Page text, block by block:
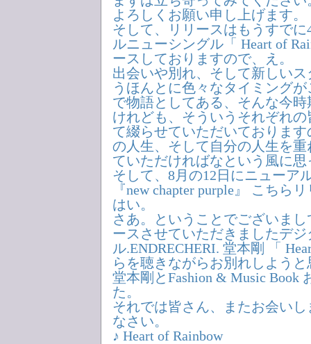
よろしくお願い申し上げます。
そして、リリースはもうすでに
ルニューシングル「 Heart of
ースしておりますので、え。
出会いや別れ、そして新しい
うほんとに色々なタイミング
で物語としてある、そんな今
けれども、そういうそれぞれ
て綴らせていただいておりま
の人生、そして自分の人生を
ていただければなという風に
そして、8月の12日にニューア
『new chapter purple』 こちら
はい。
さあ。ということでございま
ースさせていただきましたデ
ル.ENDRECHERI. 堂本剛 「
らを聴きながらお別れしよう
堂本剛とFashion & Music Book
た。
それでは皆さん、またお会い
なさい。
♪ Heart of Rainbow